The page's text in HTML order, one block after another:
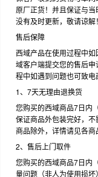
原厂正货！并且保证与
没有及时更新，敬请谅解！
售后保障
西域产品在使用过程中如
域客户端提交您的售后
程中如遇到问题也可致
1、7天无理由退换货
您购买的西域商品7日内
保证商品外包装完好，
商品除外，详情请见各商
2、售后上门取件
您购买的西域商品7日内
量问题（非人为使用损坏